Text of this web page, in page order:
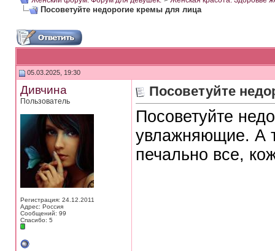
Посоветуйте недорогие кремы для лица
05.03.2025, 19:30
Дивчина
Пользователь
Регистрация: 24.12.2011
Адрес: Россия
Сообщений: 99
Спасибо: 5
Посоветуйте
Посоветуйте
увлажняющие. А
печально все,